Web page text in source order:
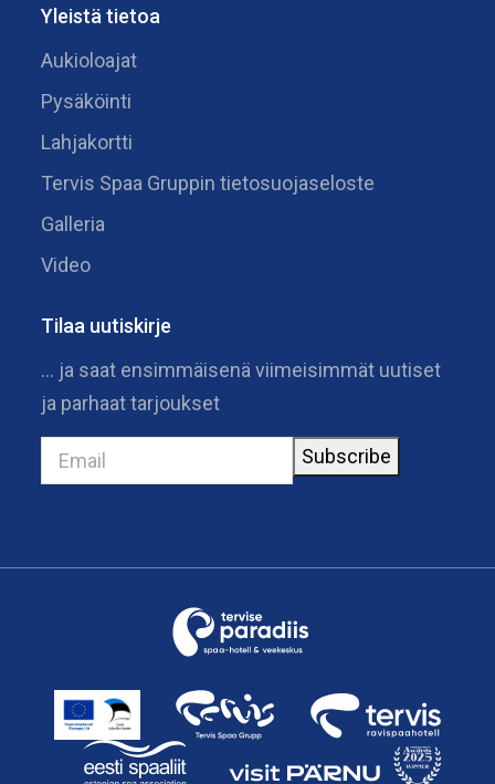
Yleistä tietoa
Aukioloajat
Pysäköinti
Lahjakortti
Tervis Spaa Gruppin tietosuojaseloste
Galleria
Video
Tilaa uutiskirje
… ja saat ensimmäisenä viimeisimmät uutiset
ja parhaat tarjoukset
Subscribe